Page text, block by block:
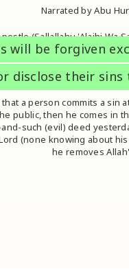
Narrated by Abu
(Sallallahu 'Alaihi Wa
will be forgiven
disclose their
a person commits a sin
public, then he comes in
such (evil) deed
(none knowing about
he removes